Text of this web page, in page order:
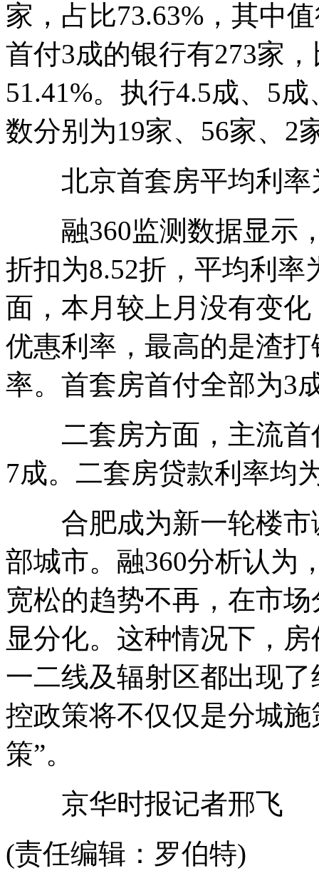
家，占比73.63%，其中
首付3成的银行有273家
51.41%。执行4.5成、5
数分别为19家、56家、2
北京首套房平均利率
融360监测数据显示，
折扣为8.52折，平均利率
面，本月较上月没有变
优惠利率，最高的是渣
率。首套房首付全部为3
二套房方面，主流首
7成。二套房贷款利率均
合肥成为新一轮楼市
部城市。融360分析认为
宽松的趋势不再，在市
显分化。这种情况下，
一二线及辐射区都出现
控政策将不仅仅是分城
策”。
京华时报记者邢飞
(责任编辑：罗伯特)